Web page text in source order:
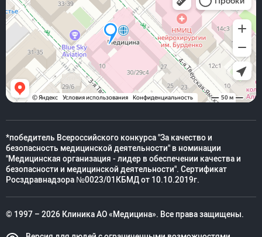
*победитель Всероссийского конкурса "За качество и
безопасность медицинской деятельности" в номинации
"Медицинская организация - лидер в обеспечении качества и
безопасности и медицинской деятельности". Сертификат
Росздравнадзора №0023/01КБМД от 10.10.2019г.
© 1997 – 2026 Клиника АО «Медицина». Все права защищены.